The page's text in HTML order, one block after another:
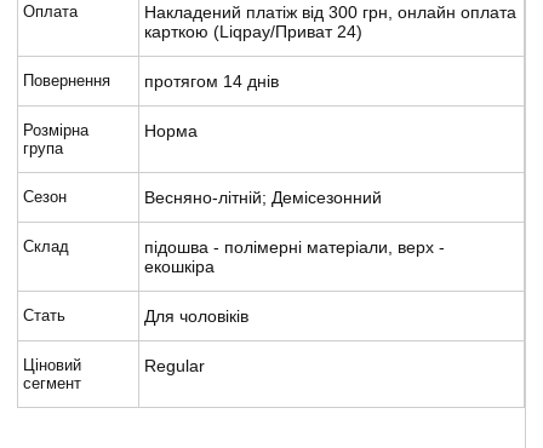
Оплата
Накладений платіж від 300 грн, онлайн оплата
карткою (Liqpay/Приват 24)
Повернення протягом 14 днів
Розмірна
група
Норма
Сезон Весняно-літній; Демісезонний
Склад
підошва - полімерні матеріали, верх -
екошкіра
Стать Для чоловіків
Ціновий
сегмент
Regular